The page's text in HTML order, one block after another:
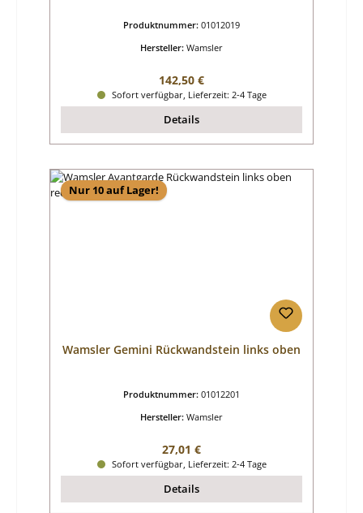
Produktnummer: 01012019
Hersteller: Wamsler
Regulärer Preis:
142,50 €
Sofort verfügbar, Lieferzeit: 2-4 Tage
Details
Nur 10 auf Lager!
Wamsler Gemini Rückwandstein links oben
Produktnummer: 01012201
Hersteller: Wamsler
Regulärer Preis:
27,01 €
Sofort verfügbar, Lieferzeit: 2-4 Tage
Details